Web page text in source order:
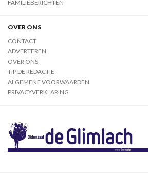
FAMILIEBERICHTEN
OVER ONS
CONTACT
ADVERTEREN
OVER ONS
TIP DE REDACTIE
ALGEMENE VOORWAARDEN
PRIVACYVERKLARING